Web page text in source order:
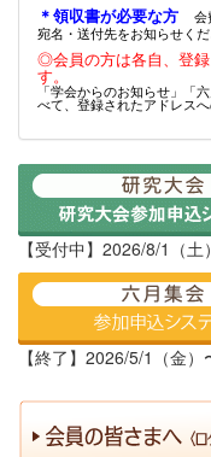
＊領収書が必要な方
会
宛名・送付先をお知らせくだ
◎会員の方は各自、登
す。
「学会からのお知らせ」「
べて、登録されたアドレス
【受付中】2026/8/1（土
【終了】2026/5/1（金）